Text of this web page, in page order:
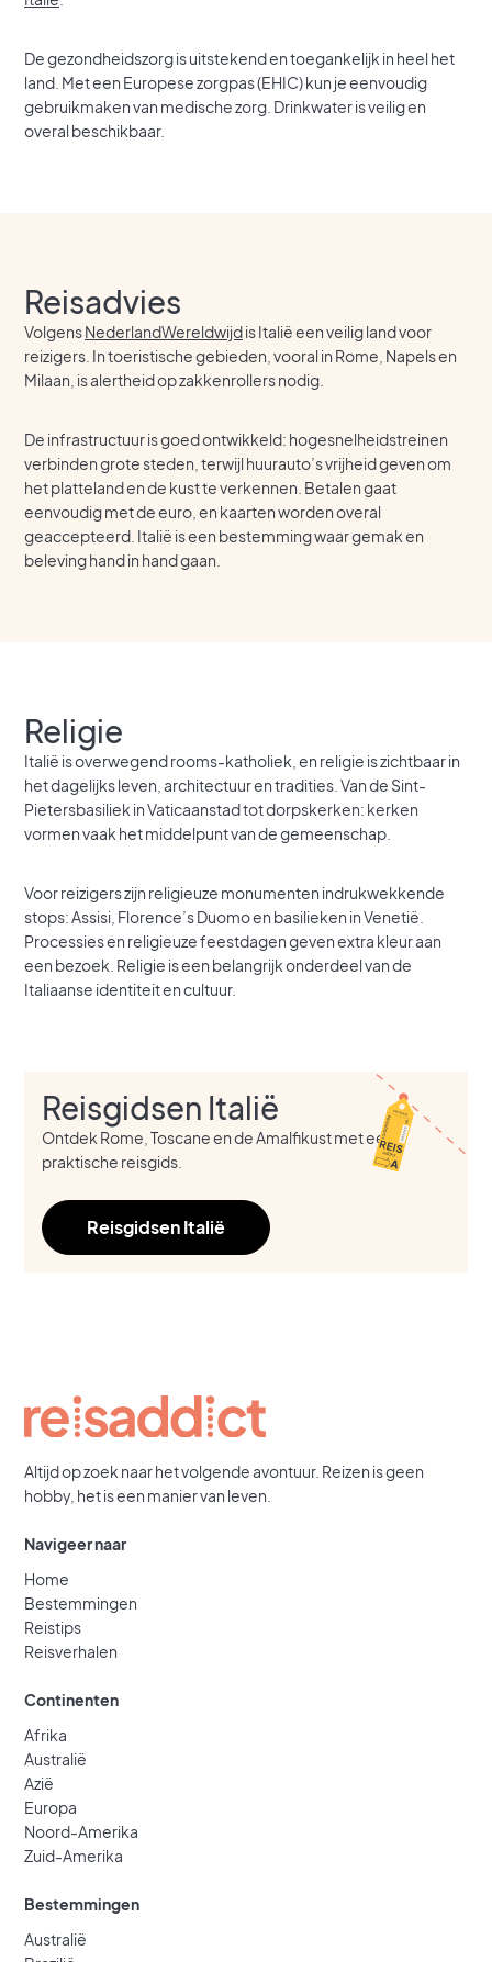
De gezondheidszorg is uitstekend en toegankelijk in heel het
land. Met een Europese zorgpas (EHIC) kun je eenvoudig
gebruikmaken van medische zorg. Drinkwater is veilig en
overal beschikbaar.
Reisadvies
VolgensNederlandWereldwijdis Italië een veilig land voor
reizigers. In toeristische gebieden, vooral in Rome, Napels en
Milaan, is alertheid op zakkenrollers nodig.
De infrastructuur is goed ontwikkeld: hogesnelheidstreinen
verbinden grote steden, terwijl huurauto’s vrijheid geven om
het platteland en de kust te verkennen. Betalen gaat
eenvoudig met de euro, en kaarten worden overal
geaccepteerd. Italië is een bestemming waar gemak en
beleving hand in hand gaan.
Religie
Italië is overwegend rooms-katholiek, en religie is zichtbaar in
het dagelijks leven, architectuur en tradities. Van de Sint-
Pietersbasiliek in Vaticaanstad tot dorpskerken: kerken
vormen vaak het middelpunt van de gemeenschap.
Voor reizigers zijn religieuze monumenten indrukwekkende
stops: Assisi, Florence’s Duomo en basilieken in Venetië.
Processies en religieuze feestdagen geven extra kleur aan
een bezoek. Religie is een belangrijk onderdeel van de
Italiaanse identiteit en cultuur.
Reisgidsen Italië
Ontdek Rome, Toscane en de Amalfikust met een
praktische reisgids.
Reisgidsen Italië
Altijd op zoek naar het volgende avontuur. Reizen is geen
hobby, het is een manier van leven.
Navigeer naar
Home
Bestemmingen
Reistips
Reisverhalen
Continenten
Afrika
Australië
Azië
Europa
Noord-Amerika
Zuid-Amerika
Bestemmingen
Australië